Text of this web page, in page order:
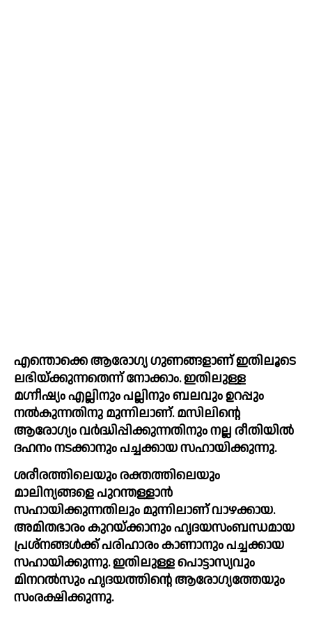
എന്തൊക്കെ ആരോഗ്യ ഗുണങ്ങളാണ് ഇതിലൂടെ
ലഭിയ്ക്കുന്നതെന്ന് നോക്കാം. ഇതിലുള്ള
മഗ്നീഷ്യം എല്ലിനും പല്ലിനും ബലവും ഉറപ്പും
നല്‍കുന്നതിനു മുന്നിലാണ്. മസിലിന്റെ
ആരോഗ്യം വര്‍ദ്ധിപ്പിക്കുന്നതിനും നല്ല രീതിയില്‍
ദഹനം നടക്കാനും പച്ചക്കായ സഹായിക്കുന്നു.
ശരീരത്തിലെയും രക്തത്തിലെയും
മാലിന്യങ്ങളെ പുറന്തള്ളാന്‍
സഹായിക്കുന്നതിലും മുന്നിലാണ് വാഴക്കായ.
അമിതഭാരം കുറയ്ക്കാനും ഹൃദയസംബന്ധമായ
പ്രശ്‌നങ്ങള്‍ക്ക് പരിഹാരം കാണാനും പച്ചക്കായ
സഹായിക്കുന്നു. ഇതിലുള്ള പൊട്ടാസ്യവും
മിനറല്‍സും ഹൃദയത്തിന്റെ ആരോഗ്യത്തേയും
സംരക്ഷിക്കുന്നു.